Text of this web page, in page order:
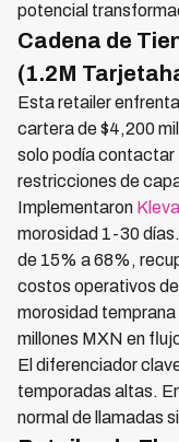
potencial
Cadena de
(1.2M
Esta retailer
cartera de $4,200
solo podía contactar
restricciones de
Implementaron Kleva
morosidad 1-30
de 15% a 68%,
costos operativos
morosidad
millones MXN en
El diferenciador
temporadas altas.
normal de llamadas